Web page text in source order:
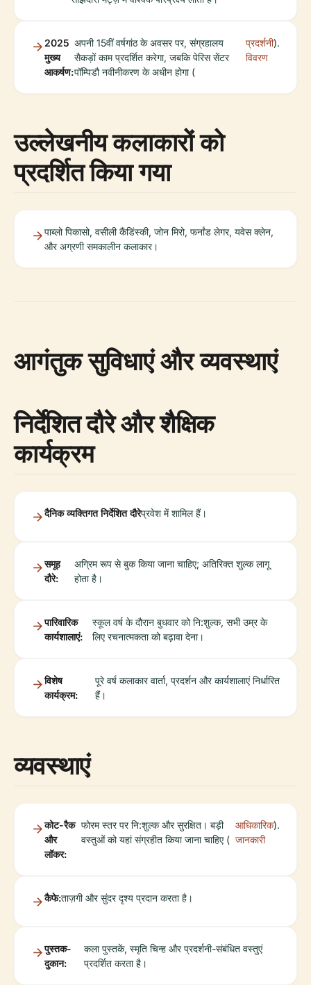
2025
मुख्य
आकर्षण:
अपनी 15वीं वर्षगांठ के अवसर पर, संग्रहालय
सैकड़ों काम प्रदर्शित करेगा, जबकि पेरिस सेंटर
पॉम्पिडौ नवीनीकरण के अधीन होगा (
प्रदर्शनी
विवरण
).
उल्लेखनीय कलाकारों को
प्रदर्शित किया गया
पाब्लो पिकासो, वसीली कैंडिंस्की, जोन मिरो, फर्नांड लेगर, यवेस क्लेन,
और अग्रणी समकालीन कलाकार।
आगंतुक सुविधाएं और व्यवस्थाएं
निर्देशित दौरे और शैक्षिक
कार्यक्रम
दैनिक व्यक्तिगत निर्देशित दौरेप्रवेश में शामिल हैं।
समूह
दौरे:
अग्रिम रूप से बुक किया जाना चाहिए; अतिरिक्त शुल्क लागू
होता है।
पारिवारिक
कार्यशालाएं:
स्कूल वर्ष के दौरान बुधवार को नि:शुल्क, सभी उम्र के
लिए रचनात्मकता को बढ़ावा देना।
विशेष
कार्यक्रम:
पूरे वर्ष कलाकार वार्ता, प्रदर्शन और कार्यशालाएं निर्धारित
हैं।
व्यवस्थाएं
कोट-रैक
और
लॉकर:
फोरम स्तर पर नि:शुल्क और सुरक्षित। बड़ी
वस्तुओं को यहां संग्रहीत किया जाना चाहिए (
आधिकारिक
जानकारी
).
कैफे:ताज़गी और सुंदर दृश्य प्रदान करता है।
पुस्तक-
दुकान:
कला पुस्तकें, स्मृति चिन्ह और प्रदर्शनी-संबंधित वस्तुएं
प्रदर्शित करता है।